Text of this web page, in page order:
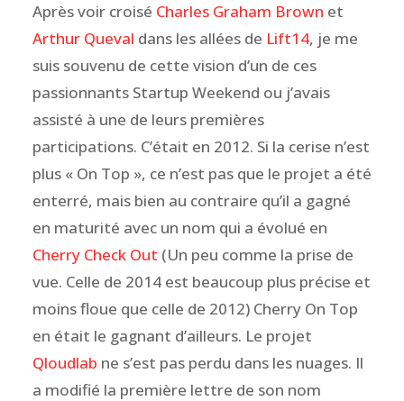
Après voir croisé Charles Graham Brown et
Arthur Queval dans les allées de Lift14, je me
suis souvenu de cette vision d’un de ces
passionnants Startup Weekend ou j’avais
assisté à une de leurs premières
participations. C’était en 2012. Si la cerise n’est
plus « On Top », ce n’est pas que le projet a été
enterré, mais bien au contraire qu’il a gagné
en maturité avec un nom qui a évolué en
Cherry Check Out (Un peu comme la prise de
vue. Celle de 2014 est beaucoup plus précise et
moins floue que celle de 2012) Cherry On Top
en était le gagnant d’ailleurs. Le projet
Qloudlab ne s’est pas perdu dans les nuages. Il
a modifié la première lettre de son nom